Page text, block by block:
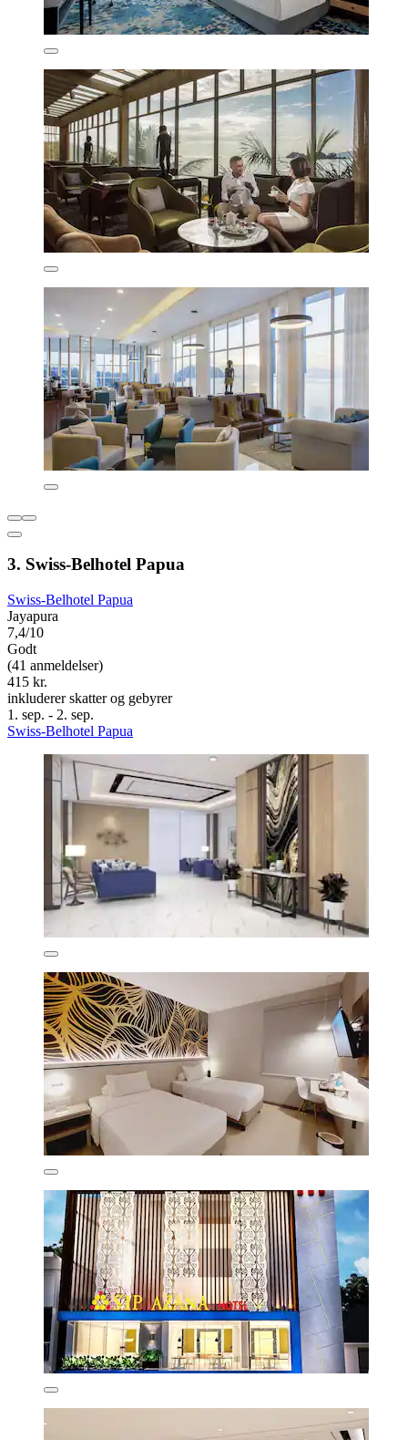
3. Swiss-Belhotel Papua
Swiss-Belhotel Papua
Jayapura
7,4/10
Godt
(41 anmeldelser)
415 kr.
inkluderer skatter og gebyrer
1. sep. - 2. sep.
Swiss-Belhotel Papua